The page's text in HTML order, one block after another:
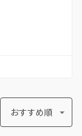
おすすめ順